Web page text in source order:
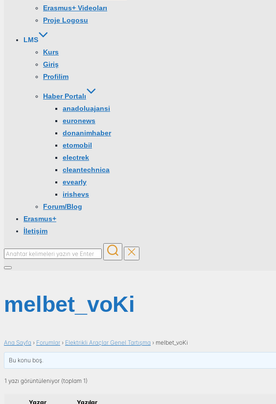
Erasmus+ Videoları
Proje Logosu
LMS
Kurs
Giriş
Profilim
Haber Portalı
anadoluajansi
euronews
donanimhaber
etomobil
electrek
cleantechnica
evearly
irishevs
Forum/Blog
Erasmus+
İletişim
melbet_voKi
Ana Sayfa › Forumlar › Elektrikli Araçlar Genel Tartışma › melbet_voKi
Bu konu boş.
1 yazı görüntüleniyor (toplam 1)
Yazar Yazılar